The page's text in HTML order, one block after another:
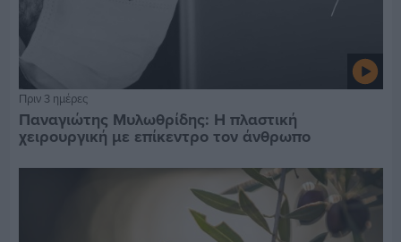
Πριν 3 ημέρες
Παναγιώτης Μυλωθρίδης: Η πλαστική
χειρουργική με επίκεντρο τον άνθρωπο